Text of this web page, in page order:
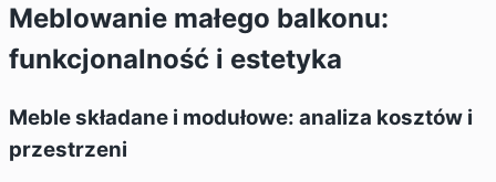
Meblowanie małego balkonu:
funkcjonalność i estetyka
Meble składane i modułowe: analiza kosztów i
przestrzeni